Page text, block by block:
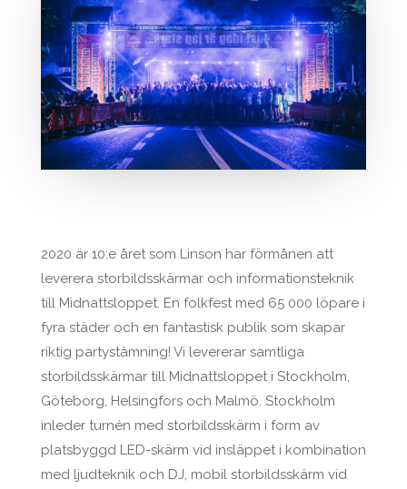
2020 är 10:e året som Linson har förmånen att
leverera storbildsskärmar och informationsteknik
till Midnattsloppet. En folkfest med 65 000 löpare i
fyra städer och en fantastisk publik som skapar
riktig partystämning! Vi levererar samtliga
storbildsskärmar till Midnattsloppet i Stockholm,
Göteborg, Helsingfors och Malmö. Stockholm
inleder turnén med storbildsskärm i form av
platsbyggd LED-skärm vid insläppet i kombination
med ljudteknik och DJ, mobil storbildsskärm vid